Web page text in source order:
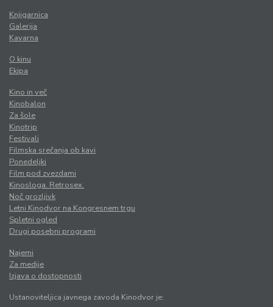
Knjigarnica
Galerija
Kavarna
O kinu
Ekipa
Kino in več
Kinobalon
Za šole
Kinotrip
Festivali
Filmska srečanja ob kavi
Ponedeljki
Film pod zvezdami
Kinosloga. Retrosex.
Noč grozljivk
Letni Kinodvor na Kongresnem trgu
Spletni ogled
Drugi posebni programi
Najemi
Za medije
Izjava o dostopnosti
Ustanoviteljica javnega zavoda Kinodvor je: